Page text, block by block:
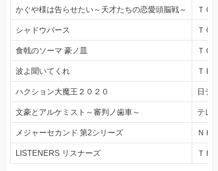
かぐや様は告らせたい～天才たちの恋愛頭脳戦～ ＴＯ
シャドウバース ＴＯ
食戟のソーマ 豪ノ皿 ＴＯ
波よ聞いてくれ ＴＢ
ハクション大魔王２０２０ 日テ
文豪とアルケミスト～審判ノ歯車～ テレ
メジャーセカンド 第2シリーズ ＮＨ
LISTENERS リスナーズ ＴＢ